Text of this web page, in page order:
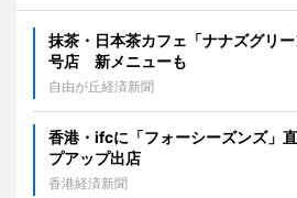
抹茶・日本茶カフェ「ナナズグリ
号店 新メニューも
自由が丘経済新聞
香港・ifcに「フォーシーズンズ」
プアップ出店
香港経済新聞